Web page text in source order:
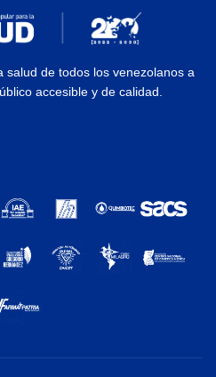
salud de todos los venezolanos a
accesible y de calidad.